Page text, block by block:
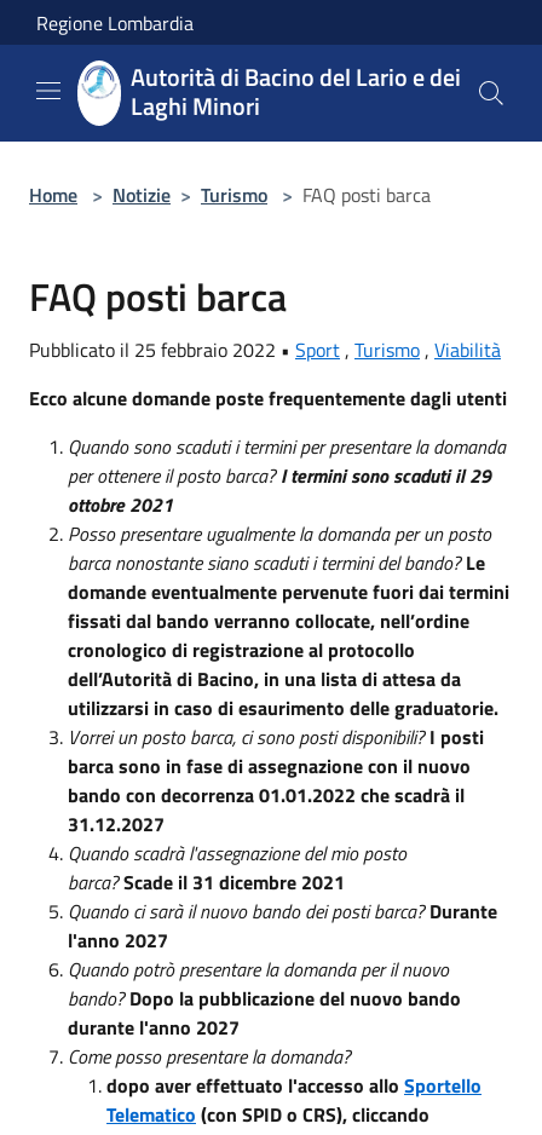
Salta al contenuto principale
Regione Lombardia
Autorità di Bacino del Lario e dei
Laghi Minori
Home > Notizie > Turismo > FAQ posti barca
FAQ posti barca
Pubblicato il 25 febbraio 2022 • Sport, Turismo, Viabilità
Ecco alcune domande poste frequentemente dagli utenti
Quando sono scaduti i termini per presentare la domanda
per ottenere il posto barca?I termini sono scaduti il 29
ottobre 2021
Posso presentare ugualmente la domanda per un posto
barca nonostante siano scaduti i termini del bando?Le
domande eventualmente pervenute fuori dai termini
fissati dal bando verranno collocate, nell’ordine
cronologico di registrazione al protocollo
dell’Autorità di Bacino, in una lista di attesa da
utilizzarsi in caso di esaurimento delle graduatorie.
Vorrei un posto barca, ci sono posti disponibili? I posti
barca sono in fase di assegnazione con il nuovo
bando con decorrenza 01.01.2022 che scadrà il
31.12.2027
Quando scadrà l'assegnazione del mio posto
barca?Scade il 31 dicembre 2021
Quando ci sarà il nuovo bando dei posti barca? Durante
l'anno 2027
Quando potrò presentare la domanda per il nuovo
bando?Dopo la pubblicazione del nuovo bando
durante l'anno 2027
Come posso presentare la domanda?
dopo aver effettuato l'accesso allo Sportello
Telematico (con SPID o CRS), cliccando